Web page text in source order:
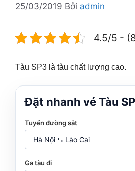
25/03/2019 Bởi admin
4.5/5 -
Tàu SP3 là tàu chất lượng cao.
Đặt nhanh vé Tàu
Tuyến đường sắt
Ga tàu đi